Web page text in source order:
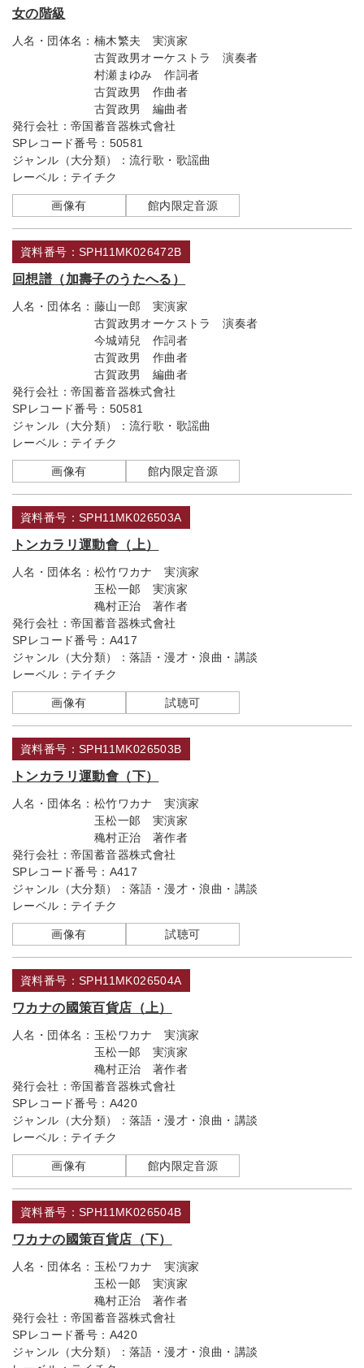
女の階級
人名・団体名： 楠木繁夫 実演家
古賀政男オーケストラ 演奏者
村瀬まゆみ 作詞者
古賀政男 作曲者
古賀政男 編曲者
発行会社： 帝国蓄音器株式會社
SPレコード番号： 50581
ジャンル（大分類）： 流行歌・歌謡曲
レーベル： テイチク
画像有 館内限定音源
資料番号：SPH11MK026472B
回想譜（加壽子のうたへる）
人名・団体名： 藤山一郎 実演家
古賀政男オーケストラ 演奏者
今城靖兒 作詞者
古賀政男 作曲者
古賀政男 編曲者
発行会社： 帝国蓄音器株式會社
SPレコード番号： 50581
ジャンル（大分類）： 流行歌・歌謡曲
レーベル： テイチク
画像有 館内限定音源
資料番号：SPH11MK026503A
トンカラリ運動會（上）
人名・団体名： 松竹ワカナ 実演家
玉松一郞 実演家
穐村正治 著作者
発行会社： 帝国蓄音器株式會社
SPレコード番号： A417
ジャンル（大分類）： 落語・漫才・浪曲・講談
レーベル： テイチク
画像有 試聴可
資料番号：SPH11MK026503B
トンカラリ運動會（下）
人名・団体名： 松竹ワカナ 実演家
玉松一郞 実演家
穐村正治 著作者
発行会社： 帝国蓄音器株式會社
SPレコード番号： A417
ジャンル（大分類）： 落語・漫才・浪曲・講談
レーベル： テイチク
画像有 試聴可
資料番号：SPH11MK026504A
ワカナの國策百貨店（上）
人名・団体名： 玉松ワカナ 実演家
玉松一郞 実演家
穐村正治 著作者
発行会社： 帝国蓄音器株式會社
SPレコード番号： A420
ジャンル（大分類）： 落語・漫才・浪曲・講談
レーベル： テイチク
画像有 館内限定音源
資料番号：SPH11MK026504B
ワカナの國策百貨店（下）
人名・団体名： 玉松ワカナ 実演家
玉松一郞 実演家
穐村正治 著作者
発行会社： 帝国蓄音器株式會社
SPレコード番号： A420
ジャンル（大分類）： 落語・漫才・浪曲・講談